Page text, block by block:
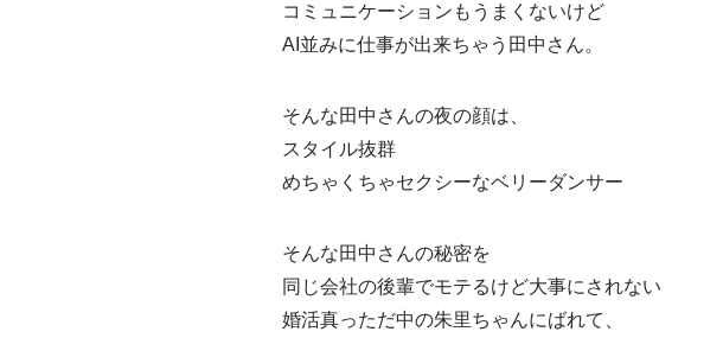
コミュニケーションもうまくないけど
AI並みに仕事が出来ちゃう田中さん。
そんな田中さんの夜の顔は、
スタイル抜群
めちゃくちゃセクシーなベリーダンサー
そんな田中さんの秘密を
同じ会社の後輩でモテるけど大事にされない
婚活真っただ中の朱里ちゃんにばれて、